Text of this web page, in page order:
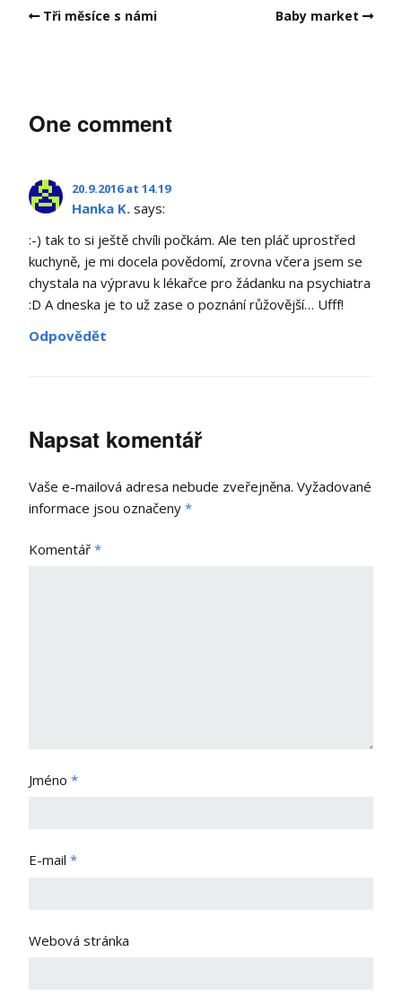
Tři měsíce s námi Baby market
One comment
20.9.2016 at 14.19
Hanka K. says:
:-) tak to si ještě chvíli počkám. Ale ten pláč uprostřed
kuchyně, je mi docela povědomí, zrovna včera jsem se
chystala na výpravu k lékařce pro žádanku na psychiatra
:D A dneska je to už zase o poznání růžovější… Ufff!
Odpovědět
Napsat komentář
Vaše e-mailová adresa nebude zveřejněna. Vyžadované
informace jsou označeny *
Komentář *
Jméno *
E-mail *
Webová stránka